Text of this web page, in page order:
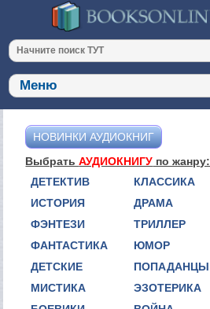
НОВИНКИ АУДИОКНИГ
ВыбратьАУДИОКНИГУ по жанру:
ДЕТЕКТИВ
ИСТОРИЯ
ФЭНТЕЗИ
ФАНТАСТИКА
ДЕТСКИЕ
МИСТИКА
КЛАССИКА
ДРАМА
ТРИЛЛЕР
ЮМОР
ПОПАДАНЦЫ
ЭЗОТЕРИКА